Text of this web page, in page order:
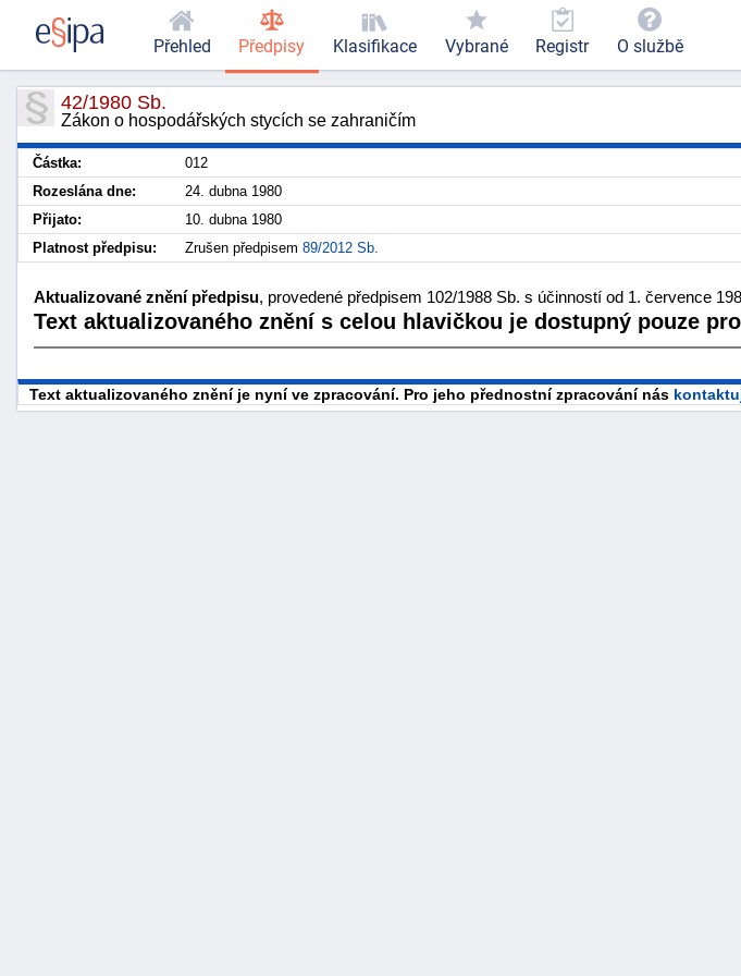
42/1980 Sb.
Zákon o hospodářských stycích se zahraničím
Částka: 012
Rozeslána dne:
24. dubna 1980
Přijato:
10. dubna 1980
Platnost předpisu:
Zrušen předpisem 89/2012 Sb.
Aktualizované znění předpisu, provedené předpisem 102/1988 Sb. s účinností od 1. července
Text aktualizovaného znění s celou hlavičkou je dostupný pouze
Text aktualizovaného znění je nyní ve zpracování. Pro jeho přednostní zpracování nás
Přehled Předpisy Klasifikace Vybrané Registr O službě